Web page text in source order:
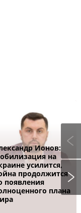
Ионов:
на
усилится,
продолжится
появления
плана